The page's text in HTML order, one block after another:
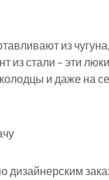
из
из стали – эти
и даже на
дизайнерским